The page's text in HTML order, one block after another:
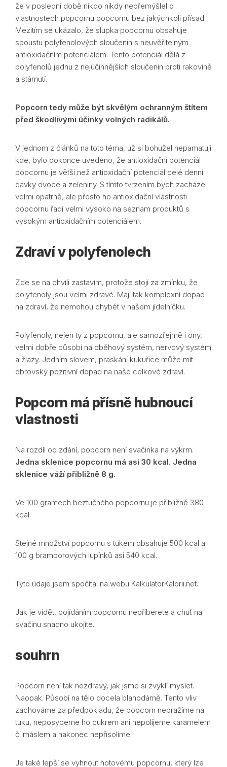
že v poslední době nikdo nikdy nepřemýšlel o
vlastnostech popcornu popcornu bez jakýchkoli přísad.
Mezitím se ukázalo, že slupka popcornu obsahuje
spoustu polyfenolových sloučenin s neuvěřitelným
antioxidačním potenciálem. Tento potenciál dělá z
polyfenolů jednu z nejúčinnějších sloučenin proti rakovině
a stárnutí.
Popcorn tedy může být skvělým ochranným štítem
před škodlivými účinky volných radikálů.
V jednom z článků na toto téma, už si bohužel nepamatuji
kde, bylo dokonce uvedeno, že antioxidační potenciál
popcornu je větší než antioxidační potenciál celé denní
dávky ovoce a zeleniny. S tímto tvrzením bych zacházel
velmi opatrně, ale přesto ho antioxidační vlastnosti
popcornu řadí velmi vysoko na seznam produktů s
vysokým antioxidačním potenciálem.
Zdraví v polyfenolech
Zde se na chvíli zastavím, protože stojí za zmínku, že
polyfenoly jsou velmi zdravé. Mají tak komplexní dopad
na zdraví, že nemohou chybět v našem jídelníčku.
Polyfenoly, nejen ty z popcornu, ale samozřejmě i ony,
velmi dobře působí na oběhový systém, nervový systém
a žlázy. Jedním slovem, praskání kukuřice může mít
obrovský pozitivní dopad na naše celkové zdraví.
Popcorn má přísně hubnoucí
vlastnosti
Na rozdíl od zdání, popcorn není svačinka na výkrm.
Jedna sklenice popcornu má asi 30 kcal. Jedna
sklenice váží přibližně 8 g.
Ve 100 gramech beztučného popcornu je přibližně 380
kcal.
Stejné množství popcornu s tukem obsahuje 500 kcal a
100 g bramborových lupínků asi 540 kcal.
Tyto údaje jsem spočítal na webu KalkulatorKalorii.net.
Jak je vidět, pojídáním popcornu nepřiberete a chuť na
svačinu snadno ukojíte.
souhrn
Popcorn není tak nezdravý, jak jsme si zvyklí myslet.
Naopak. Působí na tělo docela blahodárně. Tento vliv
zachováme za předpokladu, že popcorn nepražíme na
tuku, neposypeme ho cukrem ani nepolijeme karamelem
či máslem a nakonec nepřisolíme.
Je také lepší se vyhnout hotovému popcornu, který lze